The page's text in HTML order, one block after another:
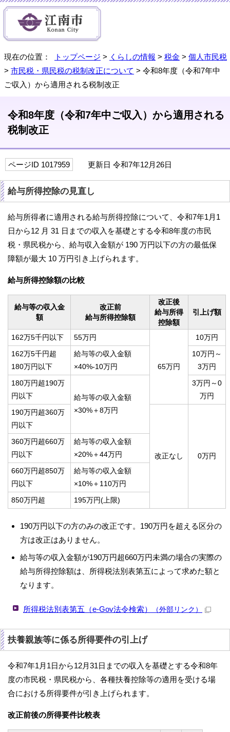
現在の位置： トップページ > くらしの情報 > 税金 > 個人市民税
> 市民税・県民税の税制改正について > 令和8年度（令和7年中
ご収入）から適用される税制改正
令和8年度（令和7年中ご収入）から適用される
税制改正
ページID 1017959 更新日 令和7年12月26日
給与所得控除の見直し
給与所得者に適用される給与所得控除について、令和7年1月1
日から12 月 31 日までの収入を基礎とする令和8年度の市民
税・県民税から、給与収入金額が 190 万円以下の方の最低保
障額が最大 10 万円引き上げられます。
給与所得控除額の比較
給与等の収入金
額
改正前
給与所得控除額
改正後
給与所得
控除額
引上げ額
162万5千円以下 55万円
65万円
10万円
162万5千円超
180万円以下
給与等の収入金額
×40%-10万円
10万円～
3万円
180万円超190万
円以下
給与等の収入金額
×30%＋8万円
3万円～0
万円
190万円超360万
円以下
改正なし 0万円
360万円超660万
円以下
給与等の収入金額
×20%＋44万円
660万円超850万
円以下
給与等の収入金額
×10%＋110万円
850万円超
195万円(上限)
190万円以下の方のみの改正です。190万円を超える区分の
方は改正はありません。
給与等の収入金額が190万円超660万円未満の場合の実際の
給与所得控除額は、所得税法別表第五によって求めた額と
なります。
所得税法別表第五（e-Gov法令検索） （外部リンク）
扶養親族等に係る所得要件の引上げ
令和7年1月1日から12月31日までの収入を基礎とする令和8年
度の市民税・県民税から、各種扶養控除等の適用を受ける場
合における所得要件が引き上げられます。
改正前後の所得要件比較表